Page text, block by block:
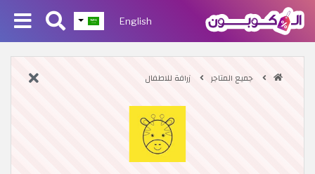
English
جميع المتاجر زرافة للاطفال